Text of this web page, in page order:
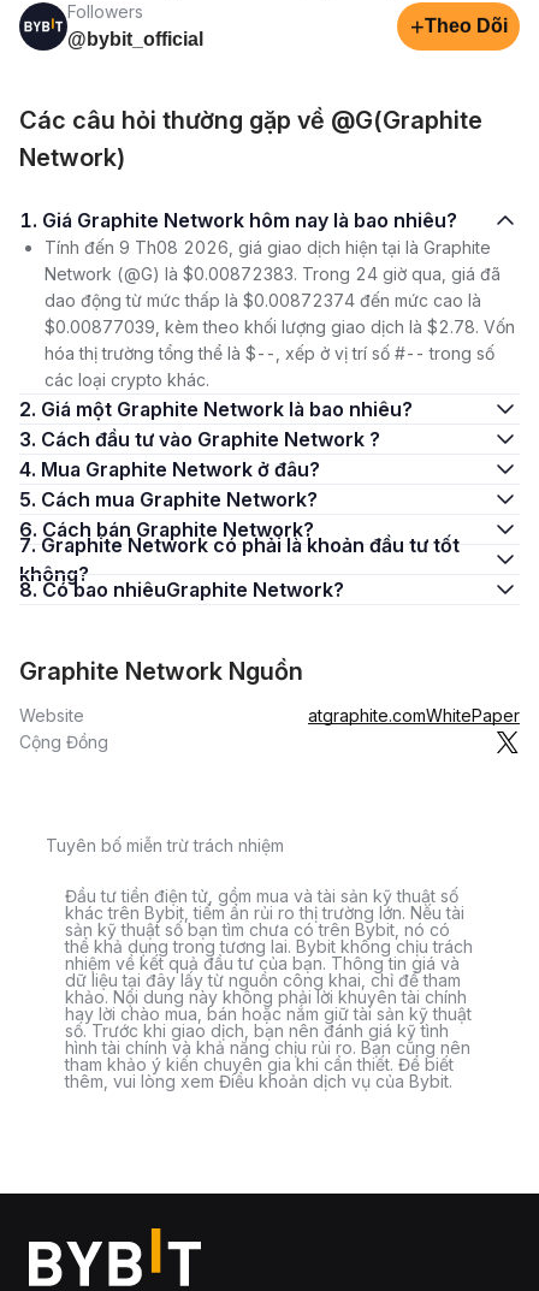
Followers
@bybit_official
+Theo Dõi
Các câu hỏi thường gặp về @G(Graphite
Network)
1. Giá Graphite Network hôm nay là bao nhiêu?
Tính đến 9 Th08 2026, giá giao dịch hiện tại là Graphite
Network (@G) là $0.00872383. Trong 24 giờ qua, giá đã
dao động từ mức thấp là $0.00872374 đến mức cao là
$0.00877039, kèm theo khối lượng giao dịch là $2.78. Vốn
hóa thị trường tổng thể là $--, xếp ở vị trí số #-- trong số
các loại crypto khác.
2. Giá một Graphite Network là bao nhiêu?
3. Cách đầu tư vào Graphite Network ?
4. Mua Graphite Network ở đâu?
5. Cách mua Graphite Network?
6. Cách bán Graphite Network?
7. Graphite Network có phải là khoản đầu tư tốt
không?
8. Có bao nhiêuGraphite Network?
Graphite Network Nguồn
Website atgraphite.comWhitePaper
Cộng Đồng
Tuyên bố miễn trừ trách nhiệm
Đầu tư tiền điện tử, gồm mua và tài sản kỹ thuật số
khác trên Bybit, tiềm ẩn rủi ro thị trường lớn. Nếu tài
sản kỹ thuật số bạn tìm chưa có trên Bybit, nó có
thể khả dụng trong tương lai. Bybit không chịu trách
nhiệm về kết quả đầu tư của bạn. Thông tin giá và
dữ liệu tại đây lấy từ nguồn công khai, chỉ để tham
khảo. Nội dung này không phải lời khuyên tài chính
hay lời chào mua, bán hoặc nắm giữ tài sản kỹ thuật
số. Trước khi giao dịch, bạn nên đánh giá kỹ tình
hình tài chính và khả năng chịu rủi ro. Bạn cũng nên
tham khảo ý kiến chuyên gia khi cần thiết. Để biết
thêm, vui lòng xem Điều khoản dịch vụ của Bybit.